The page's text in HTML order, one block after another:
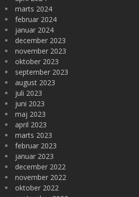
marts 2024
februar 2024
januar 2024
december 2023
november 2023
oktober 2023
september 2023
august 2023
juli 2023
juni 2023
maj 2023
april 2023
marts 2023
februar 2023
januar 2023
december 2022
november 2022
oktober 2022